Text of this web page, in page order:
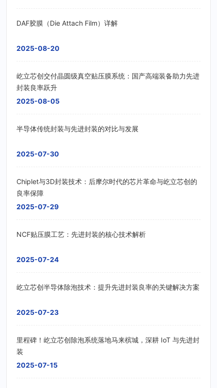
DAF胶膜（Die Attach Film）详解
2025-08-20
屹立芯创交付晶圆级真空贴压膜系统：国产高端装备助力先进
封装良率跃升
2025-08-05
半导体传统封装与先进封装的对比与发展
2025-07-30
Chiplet与3D封装技术：后摩尔时代的芯片革命与屹立芯创的
良率保障
2025-07-29
NCF贴压膜工艺：先进封装的核心技术解析
2025-07-24
屹立芯创半导体除泡技术：提升先进封装良率的关键解决方案
2025-07-23
里程碑！屹立芯创除泡系统落地马来槟城，深耕 IoT 与先进封
装
2025-07-15